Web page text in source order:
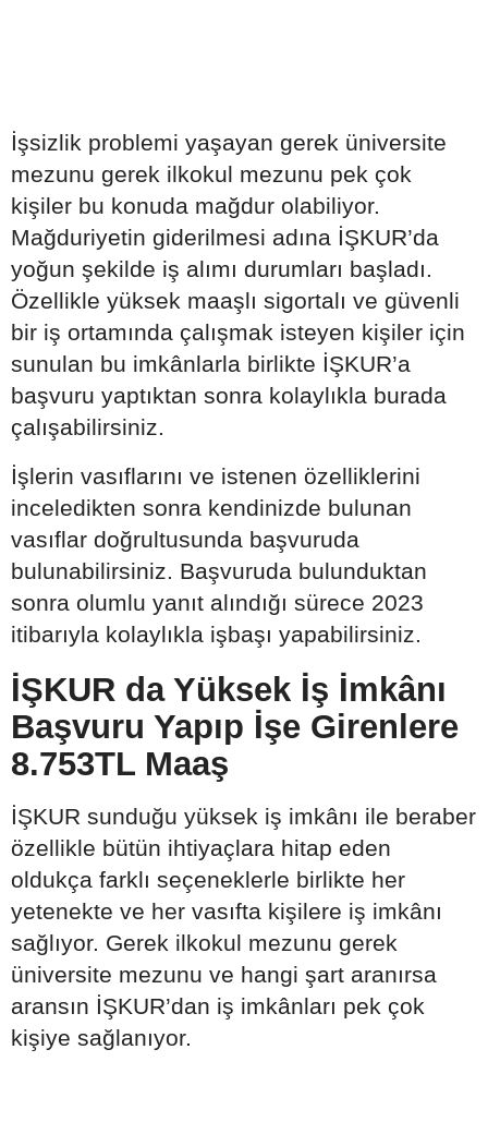
İşsizlik problemi yaşayan gerek üniversite
mezunu gerek ilkokul mezunu pek çok
kişiler bu konuda mağdur olabiliyor.
Mağduriyetin giderilmesi adına İŞKUR’da
yoğun şekilde iş alımı durumları başladı.
Özellikle yüksek maaşlı sigortalı ve güvenli
bir iş ortamında çalışmak isteyen kişiler için
sunulan bu imkânlarla birlikte İŞKUR’a
başvuru yaptıktan sonra kolaylıkla burada
çalışabilirsiniz.
İşlerin vasıflarını ve istenen özelliklerini
inceledikten sonra kendinizde bulunan
vasıflar doğrultusunda başvuruda
bulunabilirsiniz. Başvuruda bulunduktan
sonra olumlu yanıt alındığı sürece 2023
itibarıyla kolaylıkla işbaşı yapabilirsiniz.
İŞKUR da Yüksek İş İmkânı
Başvuru Yapıp İşe Girenlere
8.753TL Maaş
İŞKUR sunduğu yüksek iş imkânı ile beraber
özellikle bütün ihtiyaçlara hitap eden
oldukça farklı seçeneklerle birlikte her
yetenekte ve her vasıfta kişilere iş imkânı
sağlıyor. Gerek ilkokul mezunu gerek
üniversite mezunu ve hangi şart aranırsa
aransın İŞKUR’dan iş imkânları pek çok
kişiye sağlanıyor.